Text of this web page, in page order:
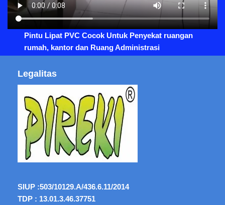
Pintu Lipat PVC Cocok Untuk Penyekat ruangan
rumah, kantor dan Ruang Administrasi
Legalitas
SIUP :503/10129.A/436.6.11/2014
TDP : 13.01.3.46.37751